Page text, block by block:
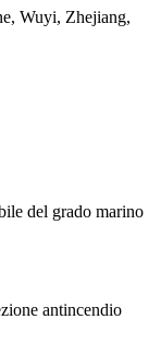
Wuyi, Zhejiang,
del grado marino
antincendio